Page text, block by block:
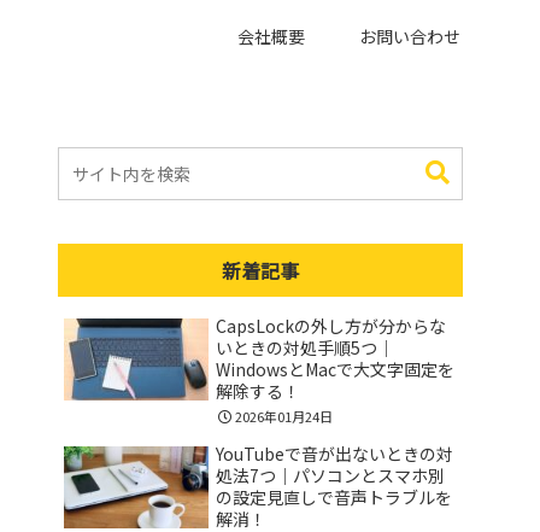
会社概要 お問い合わせ
新着記事
CapsLockの外し方が分からな
いときの対処手順5つ｜
WindowsとMacで大文字固定を
解除する！
2026年01月24日
YouTubeで音が出ないときの対
処法7つ｜パソコンとスマホ別
の設定見直しで音声トラブルを
解消！